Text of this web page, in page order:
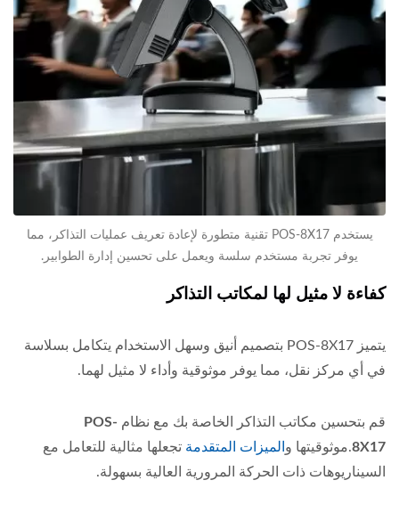
يستخدم POS-8X17 تقنية متطورة لإعادة تعريف عمليات التذاكر، مما
يوفر تجربة مستخدم سلسة ويعمل على تحسين إدارة الطوابير.
كفاءة لا مثيل لها لمكاتب التذاكر
يتميز POS-8X17 بتصميم أنيق وسهل الاستخدام يتكامل بسلاسة
في أي مركز نقل، مما يوفر موثوقية وأداء لا مثيل لهما.
قم بتحسين مكاتب التذاكر الخاصة بك مع نظام POS-
8X17.موثوقيتها و الميزات المتقدمة تجعلها مثالية للتعامل مع
السيناريوهات ذات الحركة المرورية العالية بسهولة.